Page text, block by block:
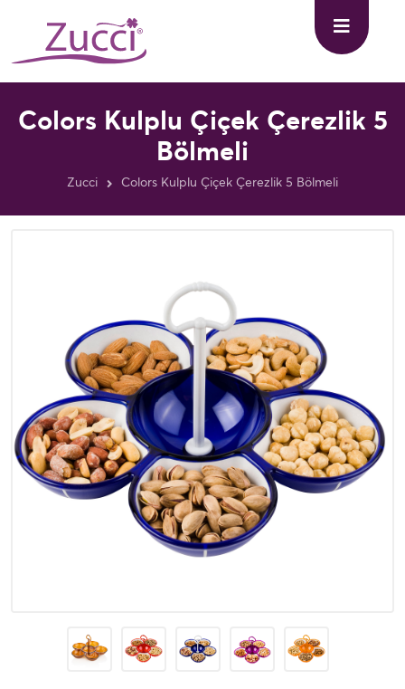
Colors Kulplu Çiçek Çerezlik 5
Bölmeli
Zucci Colors Kulplu Çiçek Çerezlik 5 Bölmeli